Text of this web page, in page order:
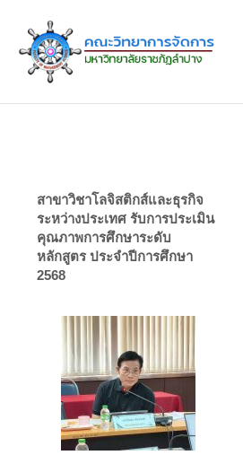
content
สาขาวิชาโลจิสติกส์และธุรกิจ
ระหว่างประเทศ รับการประเมิน
คุณภาพการศึกษาระดับ
หลักสูตร ประจำปีการศึกษา
2568